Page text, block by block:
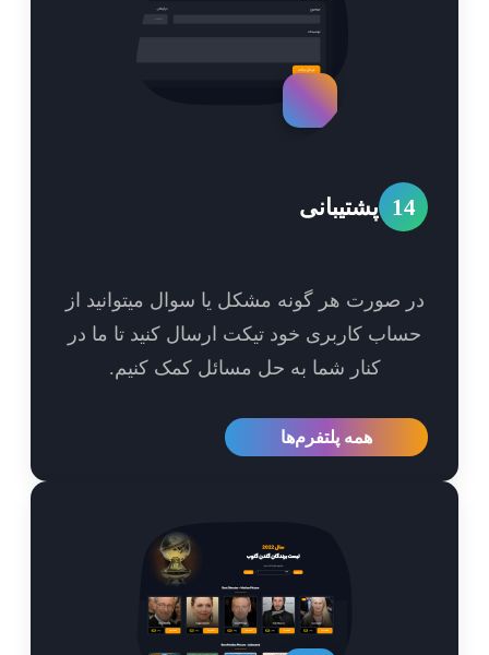
پشتیبانی
صورت هر گونه مشکل یا سوال میتوانید از
کاربری خود تیکت ارسال کنید تا ما در
کنار شما به حل مسائل کمک کنیم.
همه پلتفرم‌ها